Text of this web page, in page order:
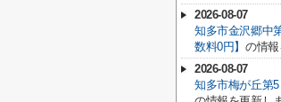
2026-08-07
知多市金沢郷中
数料0円】の情報
2026-08-07
知多市梅が丘第5